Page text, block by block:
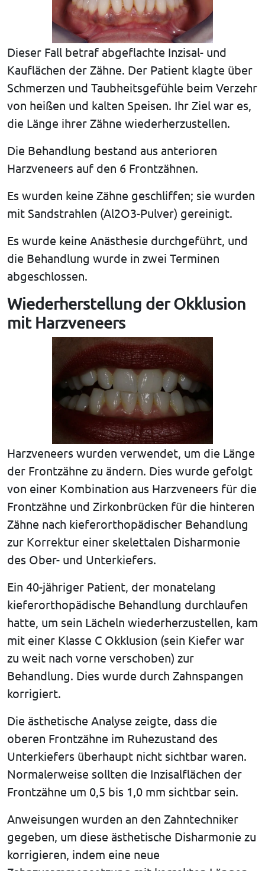
Dieser Fall betraf abgeflachte Inzisal- und
Kauflächen der Zähne. Der Patient klagte über
Schmerzen und Taubheitsgefühle beim Verzehr
von heißen und kalten Speisen. Ihr Ziel war es,
die Länge ihrer Zähne wiederherzustellen.
Die Behandlung bestand aus anterioren
Harzveneers auf den 6 Frontzähnen.
Es wurden keine Zähne geschliffen; sie wurden
mit Sandstrahlen (Al2O3-Pulver) gereinigt.
Es wurde keine Anästhesie durchgeführt, und
die Behandlung wurde in zwei Terminen
abgeschlossen.
Wiederherstellung der Okklusion
mit Harzveneers
Harzveneers wurden verwendet, um die Länge
der Frontzähne zu ändern. Dies wurde gefolgt
von einer Kombination aus Harzveneers für die
Frontzähne und Zirkonbrücken für die hinteren
Zähne nach kieferorthopädischer Behandlung
zur Korrektur einer skelettalen Disharmonie
des Ober- und Unterkiefers.
Ein 40-jähriger Patient, der monatelang
kieferorthopädische Behandlung durchlaufen
hatte, um sein Lächeln wiederherzustellen, kam
mit einer Klasse C Okklusion (sein Kiefer war
zu weit nach vorne verschoben) zur
Behandlung. Dies wurde durch Zahnspangen
korrigiert.
Die ästhetische Analyse zeigte, dass die
oberen Frontzähne im Ruhezustand des
Unterkiefers überhaupt nicht sichtbar waren.
Normalerweise sollten die Inzisalflächen der
Frontzähne um 0,5 bis 1,0 mm sichtbar sein.
Anweisungen wurden an den Zahntechniker
gegeben, um diese ästhetische Disharmonie zu
korrigieren, indem eine neue